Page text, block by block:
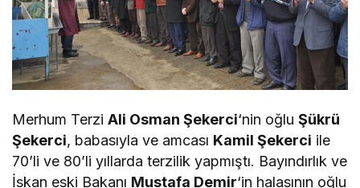
Merhum TerziAli Osman Şekerci‘nin oğluŞükrü
Şekerci, babasıyla ve amcası Kamil Şekerci ile
70’li ve 80’li yıllarda terzilik yapmıştı. Bayındırlık ve
İskan eski Bakanı Mustafa Demir‘in halasının oğlu